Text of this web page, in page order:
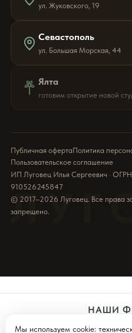
ул. Жуковского, 19
Севастополь
ул. Большая Морская, 44
Ялта
готовим открытие новой
Публичная офертаПолитика
Пользовательское соглашение
ИП Луговец Илья Сергеевич ·
910526245847
© 2017–2026 Луговец. Все права
запрещено.
НАШИ
Мы используем cookie: